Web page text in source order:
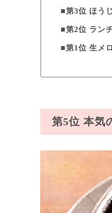
第3位 ほう
第2位 ラン
第1位 生メ
第5位 本気